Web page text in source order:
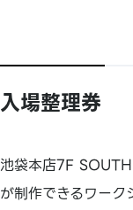
入場整理券
池袋本店7F
が制作できるワーク